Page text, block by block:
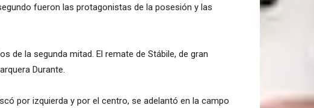
fueron las protagonistas de la posesión y las
de la segunda mitad. El remate de Stábile, de gran
Durante.
por izquierda y por el centro, se adelantó en la campo